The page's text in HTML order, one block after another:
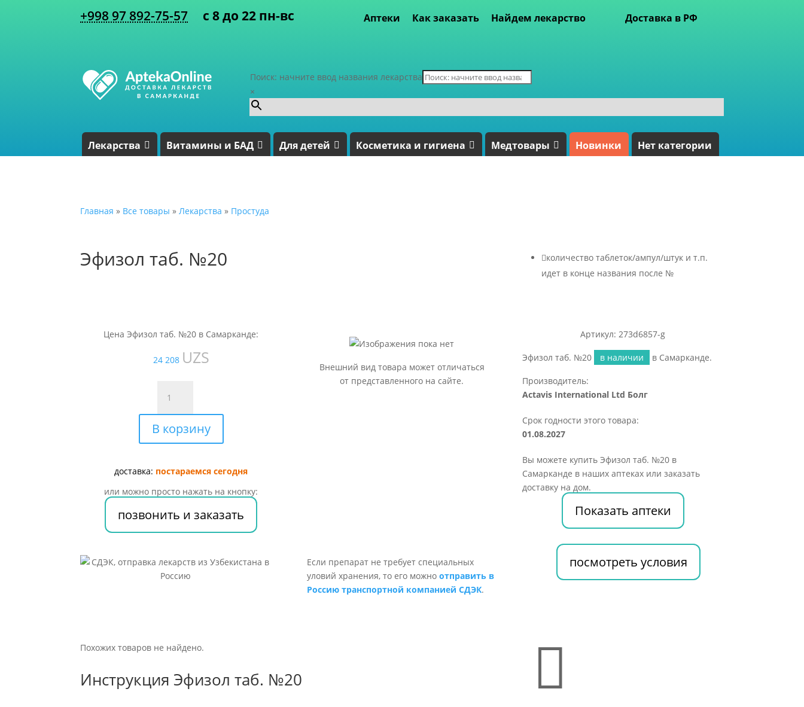
+998 97 892-75-57 с 8 до 22 пн-вс Аптеки Как заказать Найдем лекарство Доставка в РФ
Поиск: начните ввод названия лекарства
×
Лекарства Витамины и БАД Для детей Косметика и гигиена Медтовары Новинки Нет категории
Главная » Все товары » Лекарства » Простуда
Эфизол таб. №20 количество таблеток/ампул/штук и т.п.
идет в конце названия после №
Цена Эфизол таб. №20 в Самарканде:
24 208 UZS
товара
Эфизол
таб.
№20
В корзину
доставка: постараемся сегодня
или можно просто нажать на кнопку:
позвонить и заказать
Внешний вид товара может отличаться
от представленного на сайте.
Артикул: 273d6857-g
Эфизол таб. №20 в наличии в Самарканде.
Производитель:
Actavis International Ltd Болг
Срок годности этого товара:
01.08.2027
Вы можете купить Эфизол таб. №20 в
Самарканде в наших аптеках или заказать
доставку на дом.
Показать аптеки
Если препарат не требует специальных
уловий хранения, то его можно отправить в
Россию транспортной компанией СДЭК.
посмотреть условия
Похожих товаров не найдено.
Инструкция Эфизол таб. №20 